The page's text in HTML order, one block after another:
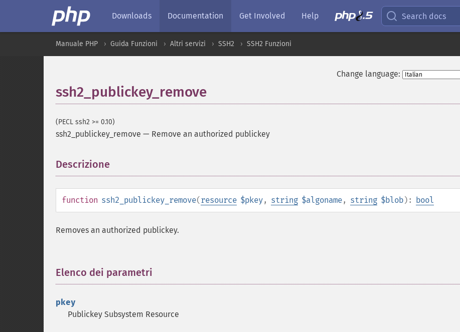
Downloads Documentation Get Involved Help Search docs
Manuale PHP Guida Funzioni Altri servizi SSH2 SSH2 Funzioni
Change language:
ssh2_publickey_remove
(PECL ssh2 >= 0.10)
ssh2_publickey_remove — Remove an authorized publickey
Descrizione
function ssh2_publickey_remove(resource $pkey, string $algoname, string $blob): bool
Removes an authorized publickey.
Elenco dei parametri
pkey
Publickey Subsystem Resource